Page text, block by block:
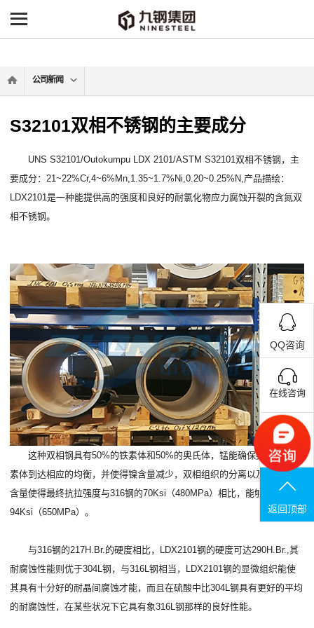
-->
公司新闻
S32101双相不锈钢的主要成分
UNS S32101/Outokumpu LDX 2101/ASTM S32101双相不锈钢，主
要成分：21~22%Cr,4~6%Mn,1.35~1.7%Ni,0.20~0.25%N,产品描绘：
LDX2101是一种能提供高的强度和良好的耐氯化物应力腐蚀开裂的含氮双
相不锈钢。
这种双相钢具有50%的铁素体和50%的奥氏体，锰能确保奥氏体和铁
素体到达相应的均衡，并使得镍含量减少，双相组织的分离以及一定的N
含量使得最终抗拉强度与316钢的70Ksi（480MPa）相比，能够到达
94Ksi（650MPa）。
与316钢的217H.Br.的硬度相比，LDX2101钢的硬度可达290H.Br.,其
耐腐蚀性能则优于304L钢，与316L钢相当，LDX2101钢的显微组织能使
其具有十分好的耐晶间腐蚀才能，而且在硫酸中比304L钢具有更好的平均
的耐腐蚀性，在某些状况下它具有象316L钢那样的良好性能。
QQ咨询
在线咨询
联系电话
返回顶部